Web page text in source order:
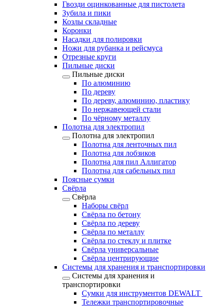
Гвозди оцинкованные для пистолета
Зубила и пики
Козлы складные
Коронки
Насадки для полировки
Ножи для рубанка и рейсмуса
Отрезные круги
Пильные диски
Пильные диски
По алюминию
По дереву
По дереву, алюминию, пластику
По нержавеющей стали
По чёрному металлу
Полотна для электропил
Полотна для электропил
Полотна для ленточных пил
Полотна для лобзиков
Полотна для пил Аллигатор
Полотна для сабельных пил
Поясные сумки
Свёрла
Свёрла
Наборы свёрл
Свёрла по бетону
Свёрла по дереву
Свёрла по металлу
Свёрла по стеклу и плитке
Свёрла универсальные
Свёрла центрирующие
Системы для хранения и транспортировки
Системы для хранения и
транспортировки
Сумки для инструментов DEWALT
Тележки транспортировочные